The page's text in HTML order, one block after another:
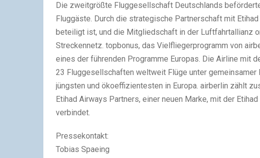
Die zweitgrößte Fluggesellschaft Deutschlands
Fluggäste. Durch die strategische Partnerschaft mit
beteiligt ist, und die Mitgliedschaft in der Luftfahrtallianz
Streckennetz. topbonus, das Vielfliegerprogramm von
eines der führenden Programme Europas. Die Airline mit
23 Fluggesellschaften weltweit Flüge unter gemeinsamer
jüngsten und ökoeffizientesten in Europa. airberlin zählt
Etihad Airways Partners, einer neuen Marke, mit der
verbindet.
Pressekontakt:
Tobias Spaeing